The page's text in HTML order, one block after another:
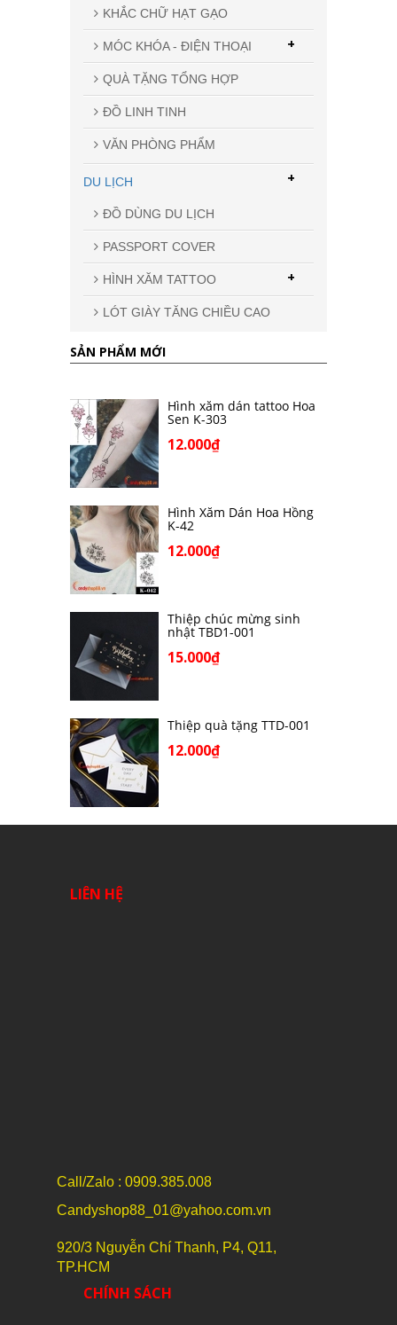
KHẮC CHỮ HẠT GẠO
MÓC KHÓA - ĐIỆN THOẠI +
QUÀ TẶNG TỔNG HỢP
ĐỒ LINH TINH
VĂN PHÒNG PHẨM
DU LỊCH
ĐỒ DÙNG DU LỊCH
PASSPORT COVER
HÌNH XĂM TATTOO +
LÓT GIÀY TĂNG CHIỀU CAO
+
SẢN PHẨM MỚI
Hình xăm dán tattoo Hoa
Sen K-303
12.000₫
Hình Xăm Dán Hoa Hồng
K-42
12.000₫
Thiệp chúc mừng sinh
nhật TBD1-001
15.000₫
Thiệp quà tặng TTD-001
12.000₫
LIÊN HỆ
Call/Zalo : 0909.385.008
Candyshop88_01@yahoo.com.vn
920/3 Nguyễn Chí Thanh, P4, Q11,
TP.HCM
CHÍNH SÁCH